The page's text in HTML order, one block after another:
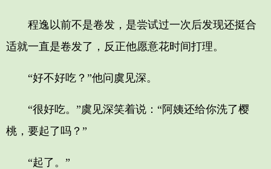
程逸以前不是卷发，是尝试过一次后发现还挺合
适就一直是卷发了，反正他愿意花时间打理。
“好不好吃？”他问虞见深。
“很好吃。”虞见深笑着说：“阿姨还给你洗了樱
桃，要起了吗？”
“起了。”